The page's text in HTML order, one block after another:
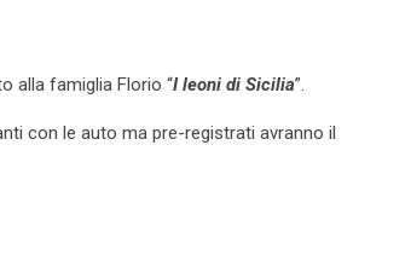
alla famiglia Florio “I leoni di Sicilia”.
con le auto ma pre-registrati avranno il